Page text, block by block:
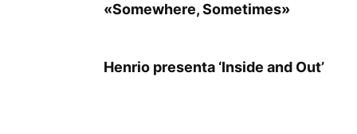
«Somewhere, Sometimes»
Henrio presenta ‘Inside and Out’